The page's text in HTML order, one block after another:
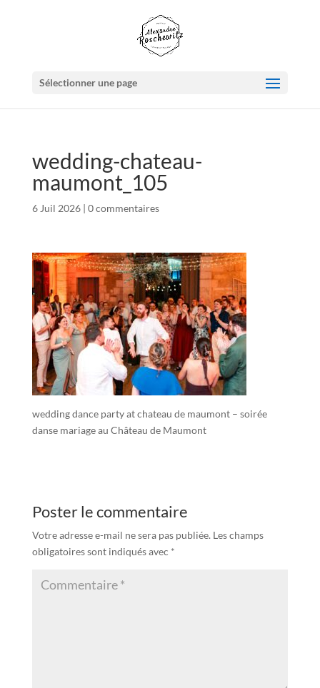
Sélectionner une page
wedding-chateau-
maumont_105
6 Juil 2026| 0 commentaires
wedding dance party at chateau de maumont – soirée
danse mariage au Château de Maumont
Poster le commentaire
Votre adresse e-mail ne sera pas publiée. Les champs
obligatoires sont indiqués avec *